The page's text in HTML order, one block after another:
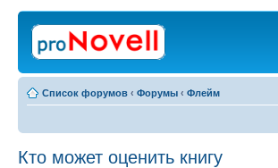
Список форумов ‹ Форумы ‹ Флейм
Кто может оценить книгу